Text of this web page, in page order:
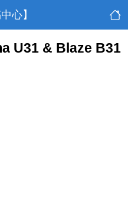
心】
U31 & Blaze B31